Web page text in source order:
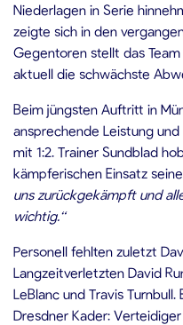
Niederlagen in Serie
zeigte sich in den
Gegentoren stellt das
aktuell die schwächste
Beim jüngsten Auftritt in
ansprechende Leistung
mit 1:2. Trainer Sundblad
kämpferischen Einsatz
uns zurückgekämpft und
wichtig.“
Personell fehlten zuletzt
Langzeitverletzten David
LeBlanc und Travis
Dresdner Kader: